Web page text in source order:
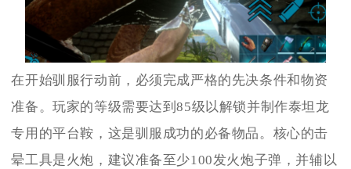
在开始驯服行动前，必须完成严格的先决条件和物资
准备。玩家的等级需要达到85级以解锁并制作泰坦龙
专用的平台鞍，这是驯服成功的必备物品。核心的击
晕工具是火炮，建议准备至少100发火炮子弹，并辅以